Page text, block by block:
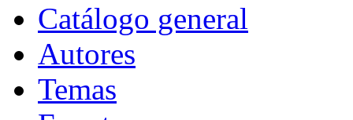
Catálogo general
Autores
Temas